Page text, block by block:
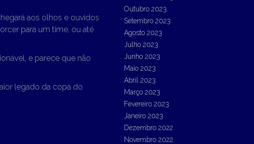
aos olhos e ouvidos
para um time, ou até
e parece que não
legado da copa do
Outubro 2023
Setembro 2023
Agosto 2023
Julho 2023
Junho 2023
Maio 2023
Abril 2023
Março 2023
Fevereiro 2023
Janeiro 2023
Dezembro 2022
Novembro 2022